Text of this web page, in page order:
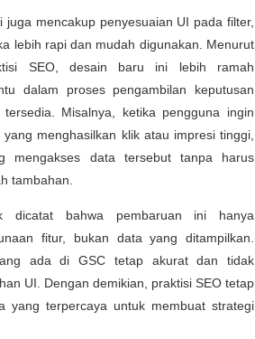
juga mencakup penyesuaian UI pada filter,
lebih rapi dan mudah digunakan. Menurut
SEO, desain baru ini lebih ramah
dalam proses pengambilan keputusan
Misalnya, ketika pengguna ingin
menghasilkan klik atau impresi tinggi,
mengakses data tersebut tanpa harus
tambahan.
dicatat bahwa pembaruan ini hanya
fitur, bukan data yang ditampilkan.
ada di GSC tetap akurat dan tidak
UI. Dengan demikian, praktisi SEO tetap
yang terpercaya untuk membuat strategi